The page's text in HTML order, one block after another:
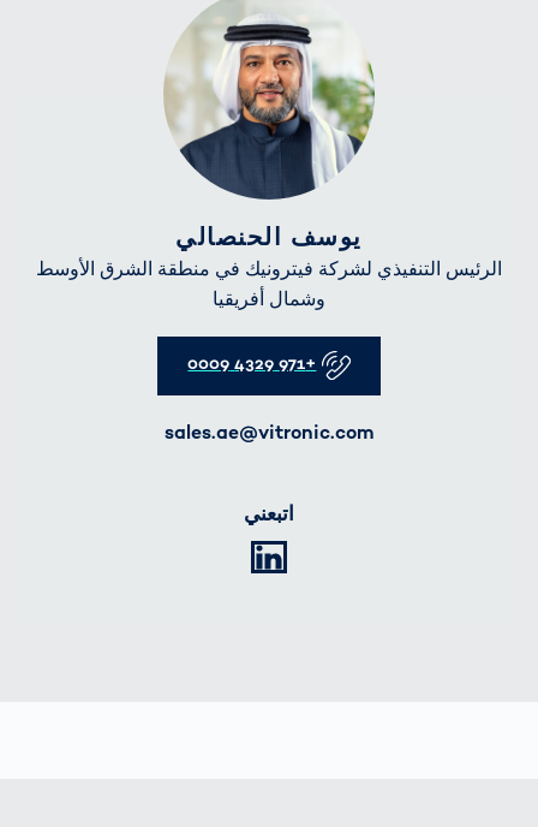
يوسف الحنصالي
الرئيس التنفيذي لشركة فيترونيك في منطقة الشرق الأوسط
وشمال أفريقيا
+971 4329 0009
sales.ae@vitronic.com
اتبعني